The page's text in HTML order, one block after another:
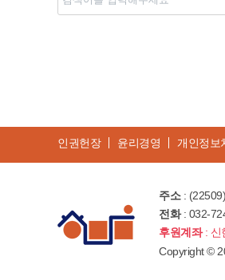
인권헌장 윤리경영 개인정보
주소:
전화: 032-
후원계좌: 신
Copyright©